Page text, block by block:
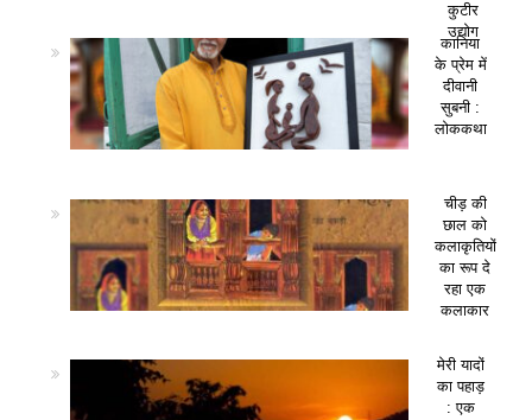
कुटीर
उद्योग
कानिया
के प्रेम में
दीवानी
सुबनी :
लोककथा
चीड़ की
छाल को
कलाकृतियों
का रूप दे
रहा एक
कलाकार
मेरी यादों
का पहाड़
: एक